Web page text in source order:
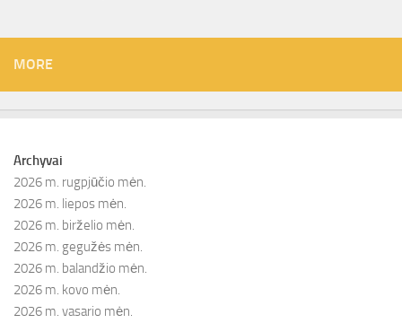
MORE
Archyvai
2026 m. rugpjūčio mėn.
2026 m. liepos mėn.
2026 m. birželio mėn.
2026 m. gegužės mėn.
2026 m. balandžio mėn.
2026 m. kovo mėn.
2026 m. vasario mėn.